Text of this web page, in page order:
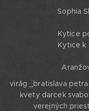
Sophia
Kytice
Kytice k
virág _bratislava
kvety darcek
verejných